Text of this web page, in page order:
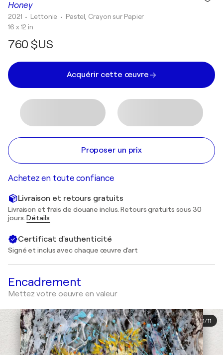
Honey
2021 • Lettonie • Pastel, Crayon sur Papier
16 x 12 in
760 $US
Acquérir cette œuvre
Proposer un prix
Achetez en toute confiance
Livraison et retours gratuits
Livraison et frais de douane inclus. Retours gratuits sous 30
jours.Détails
Certificat d'authenticité
Signé et inclus avec chaque œuvre d'art
Encadrement
Mettez votre oeuvre en valeur
1/11